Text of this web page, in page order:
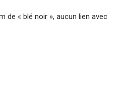
de « blé noir », aucun lien avec